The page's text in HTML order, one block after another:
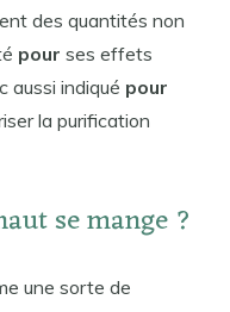
des quantités non
pour ses effets
aussi indiqué pour
la purification
se mange ?
une sorte de